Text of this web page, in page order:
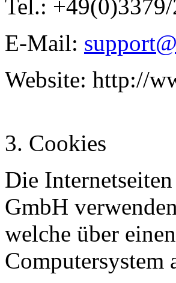
Tel.:
E-Mail:
Website: http://
3. Cookies
Die
GmbH
welche über
Computersystem